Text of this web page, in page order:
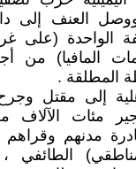
العنف إلى
الواحدة (على
المافيا) من
المطلقة .
إلى مقتل
مئات الآلاف
مدنهم